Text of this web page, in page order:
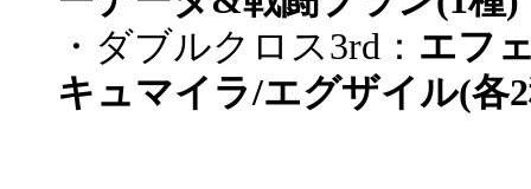
・ダブルクロス3rd： エフ
キュマイラ/エグザイル(各